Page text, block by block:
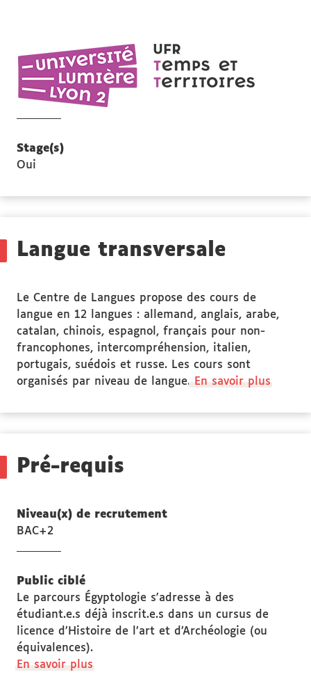
et
Stage(s)
Oui
Langue transversale
Le Centre de Langues propose des cours de
langue en 12 langues : allemand, anglais, arabe,
catalan, chinois, espagnol, français pour non-
francophones, intercompréhension, italien,
portugais, suédois et russe. Les cours sont
organisés par niveau de langue.
En savoir plus
Pré-requis
Niveau(x) de recrutement
BAC+2
Public ciblé
Le parcours Égyptologie s'adresse à des
étudiant.e.s déjà inscrit.e.s dans un cursus de
licence d’Histoire de l’art et d’Archéologie (ou
équivalences).
En savoir plus